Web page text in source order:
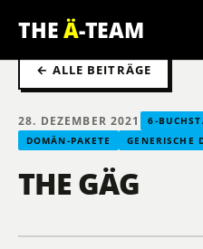
THEÄ-TEAM
← ALLE BEITRÄGE
28. DEZEMBER 2021
6-
DOMÄN-PAKETE
GENERISCHE
THE GÄG